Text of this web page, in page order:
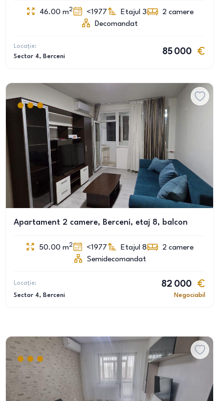
46.00 m2 <1977 Etajul 3 2 camere
Decomandat
Locație:
Sector 4, Berceni
85 000
Apartament 2 camere, Berceni, etaj 8, balcon
50.00 m2 <1977 Etajul 8 2 camere
Semidecomandat
Locație:
Sector 4, Berceni
82 000
Negociabil